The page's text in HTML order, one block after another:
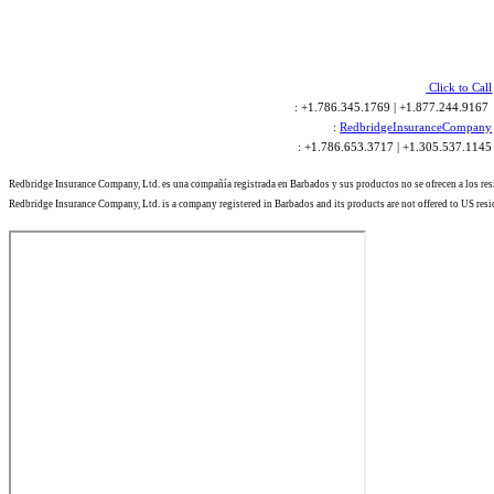
Click to Call
: +1.786.345.1769 | +1.877.244.9167
:RedbridgeInsuranceCompany
: +1.786.653.3717 | +1.305.537.1145
Redbridge Insurance Company, Ltd. es una compañía registrada en Barbados y sus productos no se ofrecen a los
Redbridge Insurance Company, Ltd. is a company registered in Barbados and its products are not offered to US